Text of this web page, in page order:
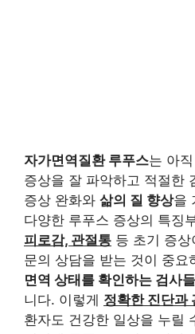
자가면역질환 루푸스는 아
증상을 잘 파악하고 적절한
증상 완화와 삶의 질 향상을
다양한 루푸스 증상의 특징
피로감, 관절통 등 초기 증
문의 상담을 받는 것이 중요
면역 상태를 확인하는 검사
니다. 이렇게 정확한 진단과
환자도 건강한 일상을 누릴